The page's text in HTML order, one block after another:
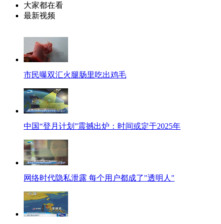
大家都在看
最新视频
市民曝双汇火腿肠里吃出鸡毛
中国“登月计划”震撼出炉：时间或定于2025年
网络时代隐私泄露 每个用户都成了"透明人"